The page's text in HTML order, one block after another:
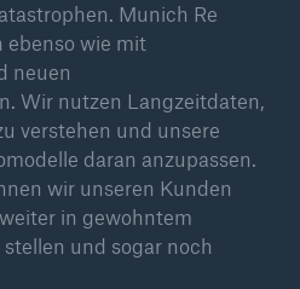
Munich Re
ebenso wie mit
neuen
Wir nutzen Langzeitdaten,
verstehen und unsere
daran anzupassen.
wir unseren Kunden
in gewohntem
und sogar noch
- Schäden